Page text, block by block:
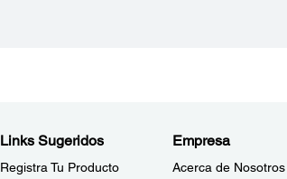
Links Sugeridos
Registra Tu Producto
Empresa
Acerca de Nosotros